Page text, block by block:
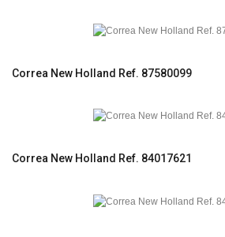
Correa New Holland Ref. 87580099
Correa New Holland Ref. 84017621